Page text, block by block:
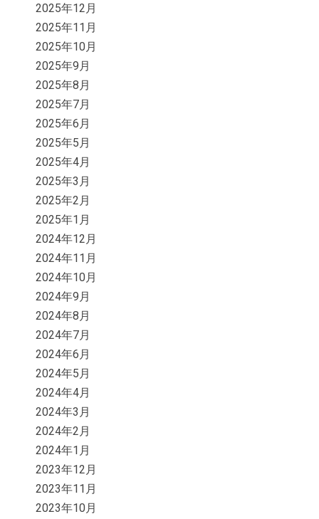
2025年12月
2025年11月
2025年10月
2025年9月
2025年8月
2025年7月
2025年6月
2025年5月
2025年4月
2025年3月
2025年2月
2025年1月
2024年12月
2024年11月
2024年10月
2024年9月
2024年8月
2024年7月
2024年6月
2024年5月
2024年4月
2024年3月
2024年2月
2024年1月
2023年12月
2023年11月
2023年10月